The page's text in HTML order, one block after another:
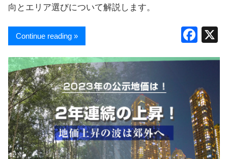
向とエリア選びについて解説します。
F
e
b
o
o
k
Continue reading »